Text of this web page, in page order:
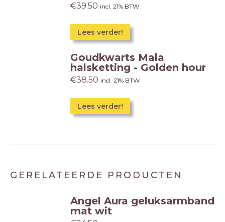
€39.50 incl. 21% BTW
Lees verder!
Goudkwarts Mala
halsketting - Golden hour
€38.50 incl. 21% BTW
Lees verder!
GERELATEERDE PRODUCTEN
Angel Aura geluksarmband
mat wit